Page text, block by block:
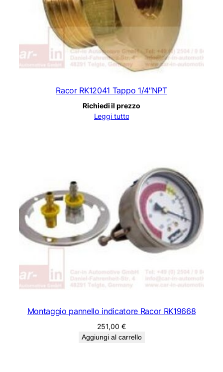
Racor RK12041 Tappo 1/4″NPT
Richiedi il prezzo
Leggi tutto
Montaggio pannello indicatore Racor RK19668
251,00 €
Aggiungi al carrello